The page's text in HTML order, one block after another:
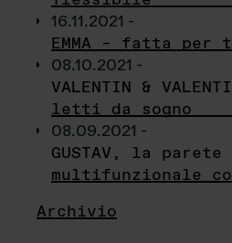
16.11.2021 -
EMMA – fatta
08.10.2021 -
VALENTIN &
letti da sogno
08.09.2021 -
GUSTAV, la parete
multifunzionale
Archivio